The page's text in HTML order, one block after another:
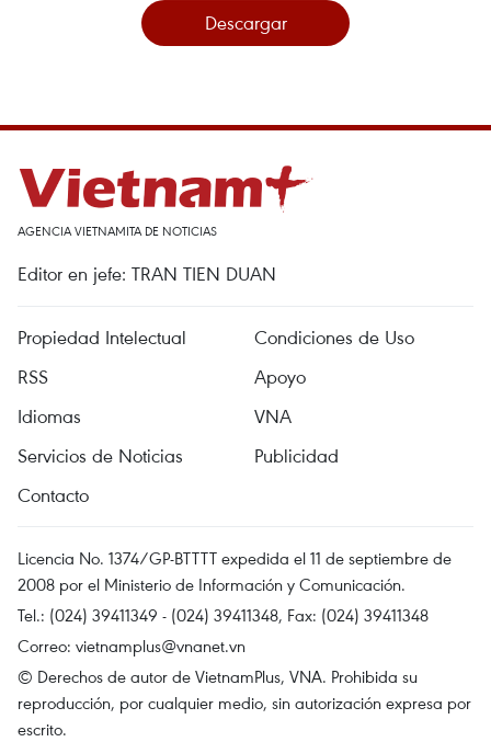
Descargar
AGENCIA VIETNAMITA DE NOTICIAS
Editor en jefe: TRAN TIEN DUAN
Propiedad Intelectual
Condiciones de Uso
RSS
Apoyo
Idiomas
VNA
Servicios de Noticias
Publicidad
Contacto
Licencia No. 1374/GP-BTTTT expedida el 11 de septiembre de
2008 por el Ministerio de Información y Comunicación.
Tel.: (024) 39411349 - (024) 39411348, Fax: (024) 39411348
Correo: vietnamplus@vnanet.vn
© Derechos de autor de VietnamPlus, VNA. Prohibida su
reproducción, por cualquier medio, sin autorización expresa por
escrito.